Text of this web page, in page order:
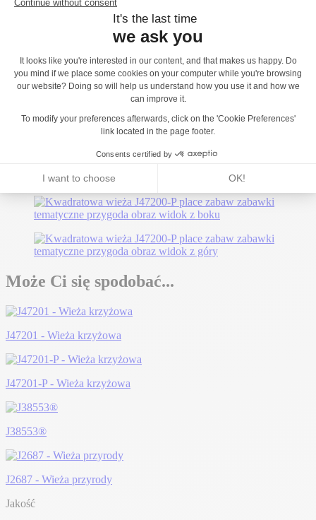
standardowej ofercie posiadają certyfikaty niezależnego
Może Ci się spodobać...
J47201 - Wieża krzyżowa
J47201-P - Wieża krzyżowa
J38553®
J2687 - Wieża przyrody
Jakość